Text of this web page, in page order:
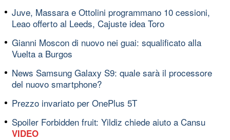
Juve, Massara e Ottolini programmano 10 cessioni,
Leao offerto al Leeds, Cajuste idea Toro
Gianni Moscon di nuovo nei guai: squalificato alla
Vuelta a Burgos
News Samsung Galaxy S9: quale sarà il processore
del nuovo smartphone?
Prezzo invariato per OnePlus 5T
Spoiler Forbidden fruit: Yildiz chiede aiuto a Cansu
VIDEO